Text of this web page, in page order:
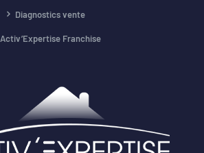
Diagnostics vente
Activ’Expertise Franchise